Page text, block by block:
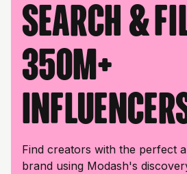
Search &
350M+
Find creators with the perfect
brand using Modash's